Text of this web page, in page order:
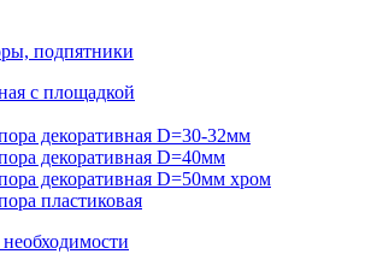
подпятники
с площадкой
декоративная D=30-32мм
декоративная D=40мм
декоративная D=50мм хром
пластиковая